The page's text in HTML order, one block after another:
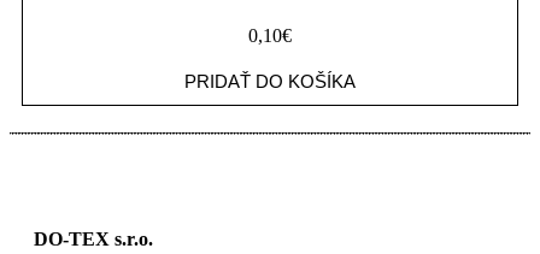
0,10€
PRIDAŤ DO KOŠÍKA
DO-TEX s.r.o.